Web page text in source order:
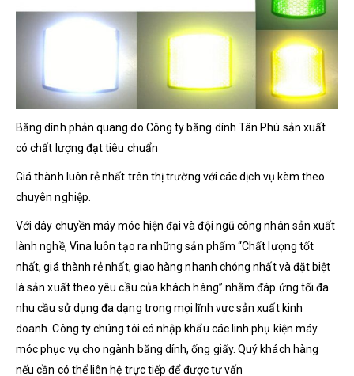
Băng dính phản quang do Công ty băng dính Tân Phú sản xuất
có chất lượng đạt tiêu chuẩn
Giá thành luôn rẻ nhất trên thị trường với các dịch vụ kèm theo
chuyên nghiệp.
Với dây chuyền máy móc hiện đại và đội ngũ công nhân sản xuất
lành nghề, Vina luôn tạo ra những sản phẩm “Chất lượng tốt
nhất, giá thành rẻ nhất, giao hàng nhanh chóng nhất và đặt biệt
là sản xuất theo yêu cầu của khách hàng” nhằm đáp ứng tối đa
nhu cầu sử dụng đa dạng trong mọi lĩnh vực sản xuất kinh
doanh. Công ty chúng tôi có nhập khẩu các linh phụ kiện máy
móc phục vụ cho ngành băng dính, ống giấy. Quý khách hàng
nếu cần có thể liên hệ trực tiếp để được tư vấn